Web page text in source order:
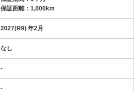
保証距離：1,000km
2027(R9) 年2月
なし
-
-